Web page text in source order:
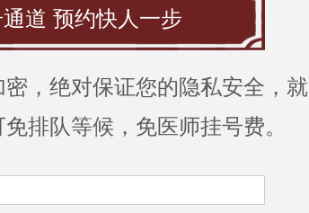
道 预约快人一步
，绝对保证您的隐私安全，就
排队等候，免医师挂号费。